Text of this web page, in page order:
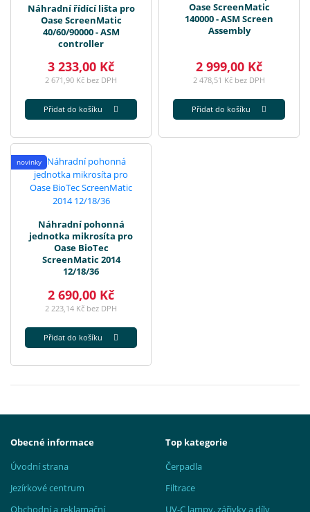
Náhradní řídící lišta pro
Oase ScreenMatic
40/60/90000 - ASM
controller
3 233,00 Kč
2 671,90 Kč bez DPH
Přidat do košíku
Oase ScreenMatic
140000 - ASM Screen
Assembly
2 999,00 Kč
2 478,51 Kč bez DPH
Přidat do košíku
novinky
Náhradní pohonná
jednotka mikrosíta pro
Oase BioTec
ScreenMatic 2014
12/18/36
2 690,00 Kč
2 223,14 Kč bez DPH
Přidat do košíku
Obecné informace
Úvodní strana
Jezírkové centrum
Obchodní a reklamační
Top kategorie
Čerpadla
Filtrace
UV-C lampy, zářivky a díly